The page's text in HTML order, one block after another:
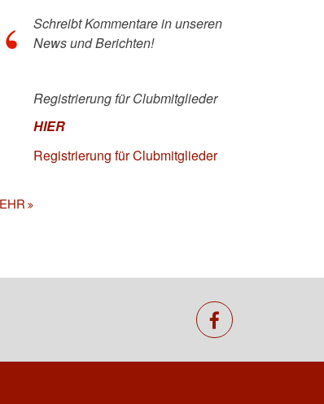
Schreibt Kommentare in unseren
News und Berichten!
Registrierung für Clubmitglieder
HIER
Registrierung für Clubmitglieder
facebook